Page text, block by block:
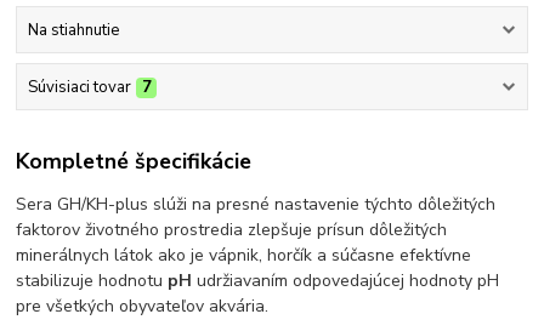
Na stiahnutie
Súvisiaci tovar 7
Kompletné špecifikácie
Sera GH/KH-plus slúži na presné nastavenie týchto dôležitých
faktorov životného prostredia zlepšuje prísun dôležitých
minerálnych látok ako je vápnik, horčík a súčasne efektívne
stabilizuje hodnotu pH udržiavaním odpovedajúcej hodnoty pH
pre všetkých obyvateľov akvária.